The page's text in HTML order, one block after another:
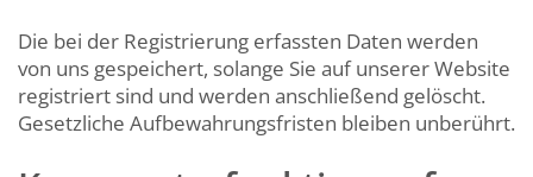
Die bei der Registrierung erfassten Daten werden
von uns gespeichert, solange Sie auf unserer Website
registriert sind und werden anschließend gelöscht.
Gesetzliche Aufbewahrungsfristen bleiben unberührt.